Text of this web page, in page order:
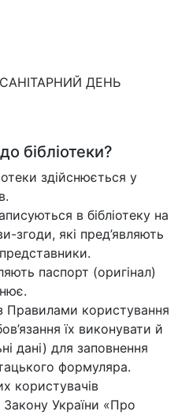
САНІТАРНИЙ ДЕНЬ
бібліотеки?
здійснюється у
в бібліотеку на
згоди, які пред’являють
представники.
паспорт (оригінал)
Правилами користування
їх виконувати й
дані) для заповнення
формуляра.
користувачів
Закону України «Про